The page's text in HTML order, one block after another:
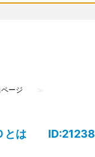
ページ ≫
Ｄとは ID:21238